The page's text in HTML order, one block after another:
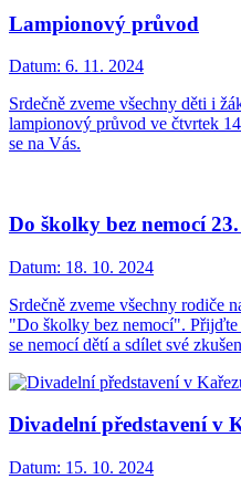
Lampionový průvod
Datum: 6. 11. 2024
Srdečně zveme všechny děti i
lampionový průvod ve čtvrtek
se na Vás.
Do školky bez nemocí
Datum: 18. 10. 2024
Srdečně zveme všechny rodiče
"Do školky bez nemocí".
se nemocí dětí a sdílet své
Divadelní představení v
Datum: 15. 10. 2024